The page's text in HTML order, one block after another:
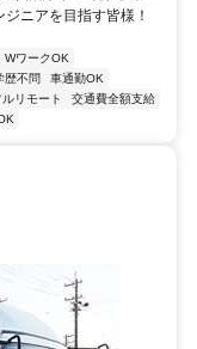
ニアを目指す皆様！
WワークOK
歴不問
車通勤OK
ルリモート
交通費全額支給